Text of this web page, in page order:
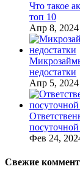
Что такое
топ 10
Апр 8, 2024
недостатки
Апр 5, 2024
Фев 24,
Свежие